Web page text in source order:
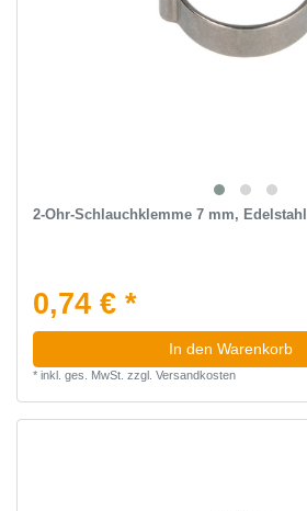
2-Ohr-Schlauchklemme 7 mm, Edelstahl
0,74 € *
In den Warenkorb
* inkl. ges. MwSt. zzgl. Versandkosten